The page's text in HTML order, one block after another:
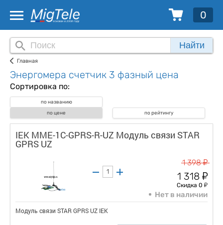
0
Найти
Главная
Энергомера счетчик 3 фазный цена
Сортировка по:
по названию
по цене
по рейтингу
IEK MME-1C-GPRS-R-UZ Модуль связи STAR
GPRS UZ
1 398у
1 318 у
Скидка 0 у
Нет в наличии
Модуль связи STAR GPRS UZ IEK